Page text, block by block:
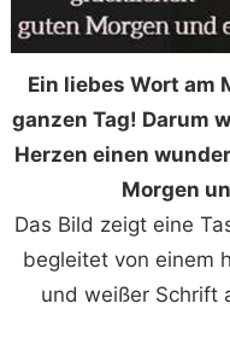
Ein liebes Wort am
ganzen Tag! Darum
Herzen einen
Morgen
Das Bild zeigt eine
begleitet von einem
und weißer Schrift